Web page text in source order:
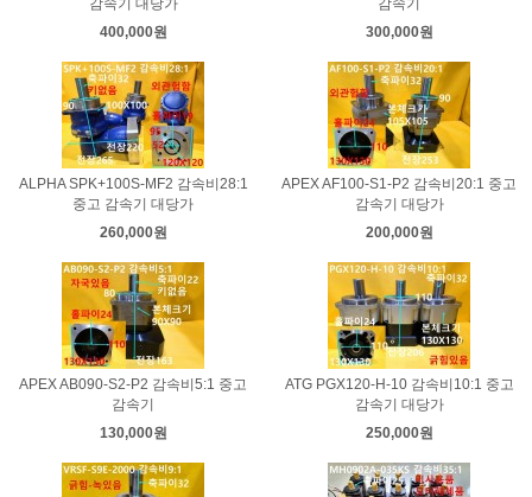
감속기 대당가
400,000원
감속기
300,000원
ALPHA SPK+100S-MF2 감속비28:1
중고 감속기 대당가
260,000원
APEX AF100-S1-P2 감속비20:1 중고
감속기 대당가
200,000원
APEX AB090-S2-P2 감속비5:1 중고
감속기
130,000원
ATG PGX120-H-10 감속비10:1 중고
감속기 대당가
250,000원